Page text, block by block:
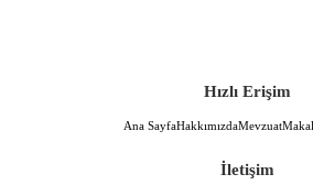
Hızlı Erişim
Ana SayfaHakkımızdaMevzuat
İletişim